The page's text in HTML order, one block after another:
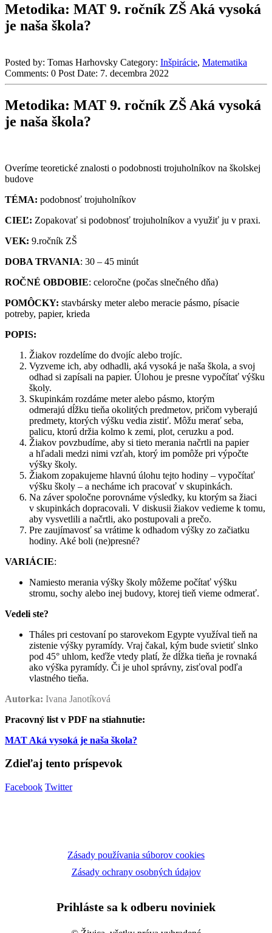
Metodika: MAT 9. ročník ZŠ Aká vysoká
je naša škola?
Posted by: Tomas Harhovsky Category: Inšpirácie, Matematika
Comments: 0 Post Date: 7. decembra 2022
Metodika: MAT 9. ročník ZŠ Aká vysoká
je naša škola?
Overíme teoretické znalosti o podobnosti trojuholníkov na školskej
budove
TÉMA: podobnosť trojuholníkov
CIEĽ: Zopakovať si podobnosť trojuholníkov a využiť ju v praxi.
VEK: 9.ročník ZŠ
DOBA TRVANIA: 30 – 45 minút
ROČNÉ OBDOBIE: celoročne (počas slnečného dňa)
POMÔCKY: stavbársky meter alebo meracie pásmo, písacie
potreby, papier, krieda
POPIS:
Žiakov rozdelíme do dvojíc alebo trojíc.
Vyzveme ich, aby odhadli, aká vysoká je naša škola, a svoj
odhad si zapísali na papier. Úlohou je presne vypočítať výšku
školy.
Skupinkám rozdáme meter alebo pásmo, ktorým
odmerajú dĺžku tieňa okolitých predmetov, pričom vyberajú
predmety, ktorých výšku vedia zistiť. Môžu merať seba,
palicu, ktorú držia kolmo k zemi, plot, ceruzku a pod.
Žiakov povzbudíme, aby si tieto merania načrtli na papier
a hľadali medzi nimi vzťah, ktorý im pomôže pri výpočte
výšky školy.
Žiakom zopakujeme hlavnú úlohu tejto hodiny – vypočítať
výšku školy – a necháme ich pracovať v skupinkách.
Na záver spoločne porovnáme výsledky, ku ktorým sa žiaci
v skupinkách dopracovali. V diskusii žiakov vedieme k tomu,
aby vysvetlili a načrtli, ako postupovali a prečo.
Pre zaujímavosť sa vrátime k odhadom výšky zo začiatku
hodiny. Aké boli (ne)presné?
VARIÁCIE:
Namiesto merania výšky školy môžeme počítať výšku
stromu, sochy alebo inej budovy, ktorej tieň vieme odmerať.
Vedeli ste?
Tháles pri cestovaní po starovekom Egypte využíval tieň na
zistenie výšky pyramídy. Vraj čakal, kým bude svietiť slnko
pod 45° uhlom, keďže vtedy platí, že dĺžka tieňa je rovnaká
ako výška pyramídy. Či je uhol správny, zisťoval podľa
vlastného tieňa.
Autorka: Ivana Janotíková
Pracovný list v PDF na stiahnutie:
MAT Aká vysoká je naša škola?
Zdieľaj tento príspevok
Facebook Twitter
Zásady používania súborov cookies
Zásady ochrany osobných údajov
Prihláste sa k odberu noviniek